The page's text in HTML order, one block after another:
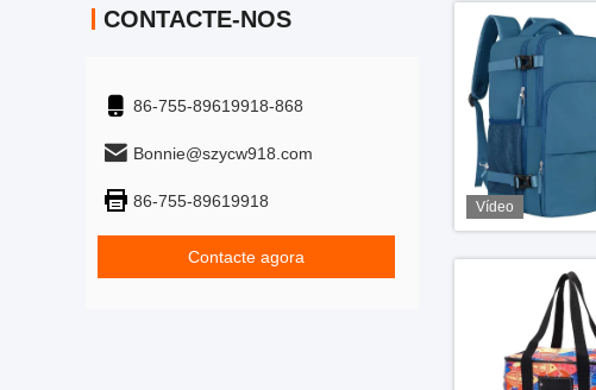
CONTACTE-NOS
86-755-89619918-868
Bonnie@szycw918.com
86-755-89619918
Contacte agora
Vídeo